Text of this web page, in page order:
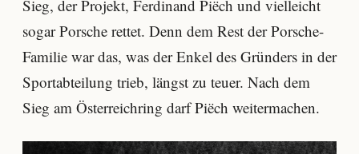
Sieg, der Projekt, Ferdinand Piëch und vielleicht
sogar Porsche rettet. Denn dem Rest der Porsche-
Familie war das, was der Enkel des Gründers in der
Sportabteilung trieb, längst zu teuer. Nach dem
Sieg am Österreichring darf Piëch weitermachen.